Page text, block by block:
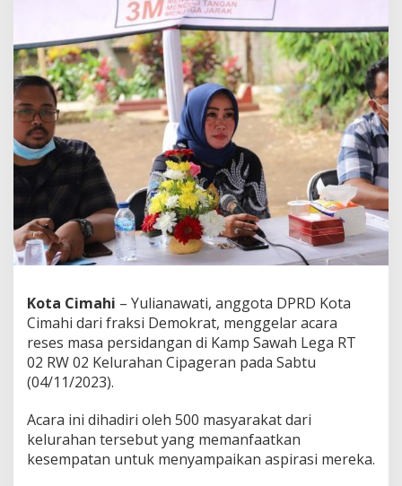
i
,
A
n
g
g
o
t
a
D
P
R
D
K
o
t
a
i
m
h
i
e
p
o
Kota Cimahi – Yulianawati, anggota DPRD Kota
Cimahi dari fraksi Demokrat, menggelar acara
reses masa persidangan di Kamp Sawah Lega RT
02 RW 02 Kelurahan Cipageran pada Sabtu
(04/11/2023).
Acara ini dihadiri oleh 500 masyarakat dari
kelurahan tersebut yang memanfaatkan
kesempatan untuk menyampaikan aspirasi mereka.